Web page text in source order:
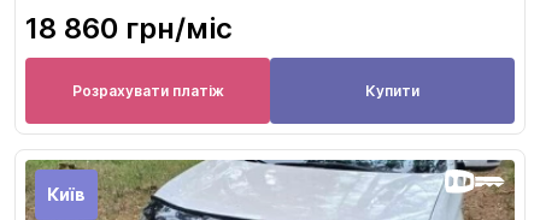
18 860 грн/міс
Розрахувати платіж Купити
Київ